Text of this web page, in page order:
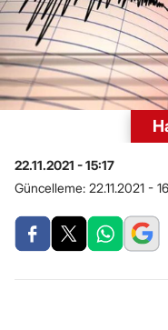
22.11.2021 - 15:17
Güncelleme: 22.11.2021 -